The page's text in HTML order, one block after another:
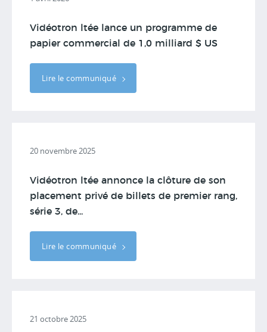
Vidéotron ltée lance un programme de
papier commercial de 1,0 milliard $ US
Lire le communiqué
20 novembre 2025
Vidéotron ltée annonce la clôture de son
placement privé de billets de premier rang,
série 3, de...
Lire le communiqué
21 octobre 2025